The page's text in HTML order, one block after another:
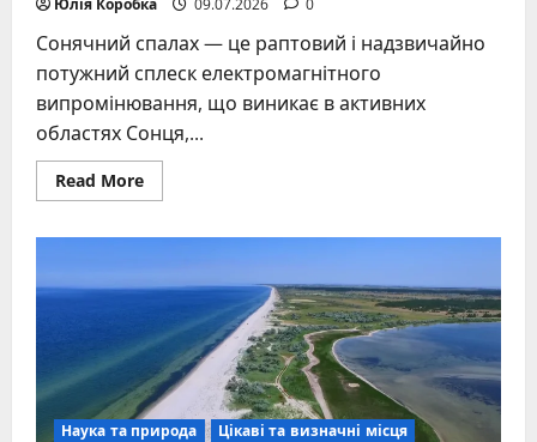
Юлія Коробка 09.07.2026 0
Сонячний спалах — це раптовий і надзвичайно
потужний сплеск електромагнітного
випромінювання, що виникає в активних
областях Сонця,...
Read MoreRead
more
вибух
енергії
Сонці
та
його
вплив
на
Землю
Наука та природа Цікаві та визначні місця